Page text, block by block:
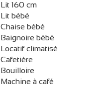
Lit 160 cm
Lit bébé
Chaise bébé
Baignoire bébé
Locatif climatisé
Cafetière
Bouilloire
Machine à café